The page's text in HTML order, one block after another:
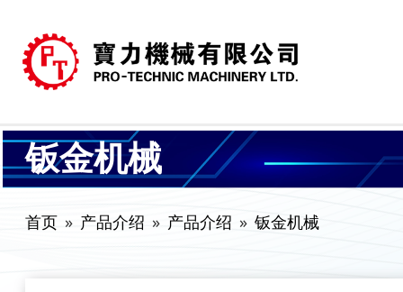
钣金机械
首页 产品介绍 产品介绍 钣金机械